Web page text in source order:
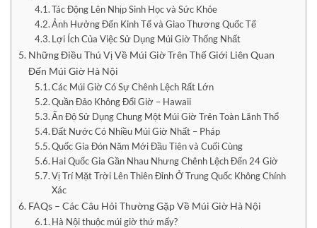
Tác Động Lên Nhịp Sinh Học và Sức Khỏe
Ảnh Hưởng Đến Kinh Tế và Giao Thương Quốc Tế
Lợi Ích Của Việc Sử Dụng Múi Giờ Thống Nhất
Những Điều Thú Vị Về Múi Giờ Trên Thế Giới Liên Quan
Đến Múi Giờ Hà Nội
Các Múi Giờ Có Sự Chênh Lệch Rất Lớn
Quần Đảo Không Đổi Giờ – Hawaii
Ấn Độ Sử Dụng Chung Một Múi Giờ Trên Toàn Lãnh Thổ
Đất Nước Có Nhiều Múi Giờ Nhất – Pháp
Quốc Gia Đón Năm Mới Đầu Tiên và Cuối Cùng
Hai Quốc Gia Gần Nhau Nhưng Chênh Lệch Đến 24 Giờ
Vị Trí Mặt Trời Lên Thiên Đỉnh Ở Trung Quốc Không Chính
Xác
FAQs – Các Câu Hỏi Thường Gặp Về Múi Giờ Hà Nội
Hà Nội thuộc múi giờ thứ mấy?